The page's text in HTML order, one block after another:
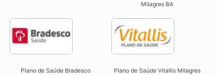
Milagres BA
Plano de Saúde Bradesco
Plano de Saúde Vitallis Milagres